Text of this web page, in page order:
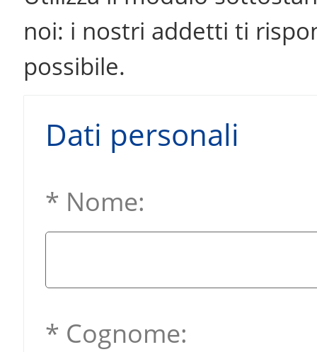
noi: i nostri addetti ti
possibile.
Dati personali
* Nome:
* Cognome: